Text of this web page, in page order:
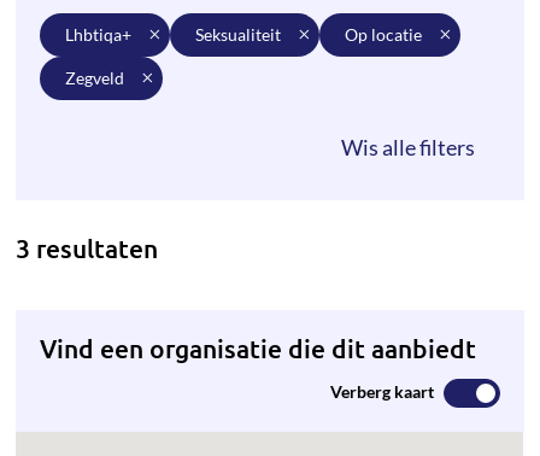
lhbtiqa+ seksualiteit op locatie
zegveld
3 resultaten
Vind een organisatie die dit aanbiedt
Verberg kaart